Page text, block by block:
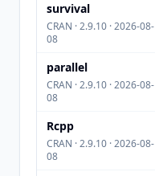
survival
CRAN · 2.9.10 · 2026-08-
08
parallel
CRAN · 2.9.10 · 2026-08-
08
Rcpp
CRAN · 2.9.10 · 2026-08-
08